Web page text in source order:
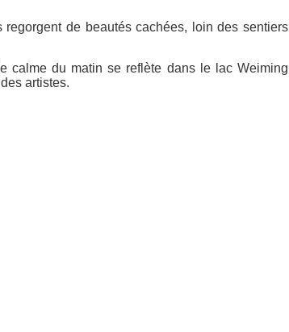
regorgent de beautés cachées, loin des sentiers
calme du matin se reflète dans le lac Weiming
artistes.